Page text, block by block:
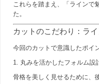
これらを踏まえ、「ラインで
た。
カットのこだわり：ラ
今回のカットで意識したポイ
1. 丸みを活かしたフォルム設
骨格を美しく見せるために、